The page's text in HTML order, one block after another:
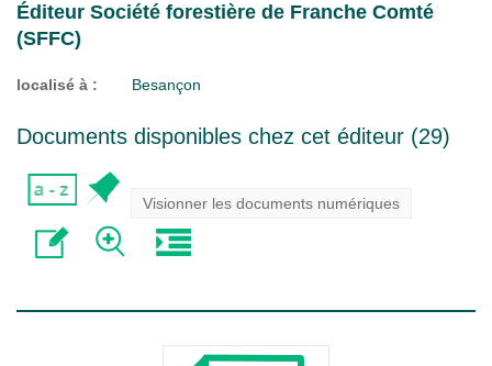
Éditeur Société forestière de Franche Comté
(SFFC)
localisé à : Besançon
Documents disponibles chez cet éditeur (29)
Visionner les documents numériques